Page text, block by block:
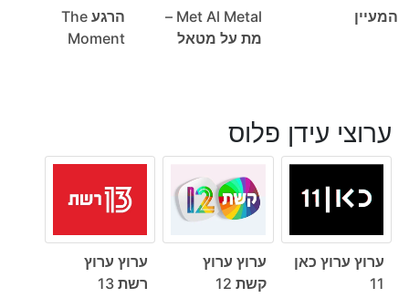
המעיין
Met Al Metal –
מת על מטאל
הרגע The
Moment
ערוצי עידן פלוס
ערוץ ערוץ כאן
11
ערוץ ערוץ
קשת 12
ערוץ ערוץ
רשת 13